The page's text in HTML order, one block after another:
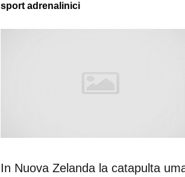
sport adrenalinici
In Nuova Zelanda la catapulta